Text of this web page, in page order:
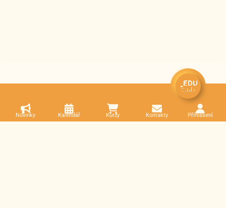
Novinky Kalendář Kurzy Kontakty Přihlášení